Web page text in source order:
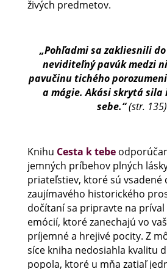
živých predmetov.
„Pohľadmi sa zakliesnili
neviditeľný pavúk medzi
pavučinu tichého
a mágie. Akási skrytá
sebe.“(str. 135)
Knihu Cesta k tebe
jemných príbehov plných
priateľstiev, ktoré sú vsadené
zaujímavého historického
dočítaní sa pripravte na
emócií, ktoré zanechajú vo
príjemné a hrejivé pocity. Z
síce kniha nedosiahla kvalitu
popola, ktoré u mňa zatiaľ